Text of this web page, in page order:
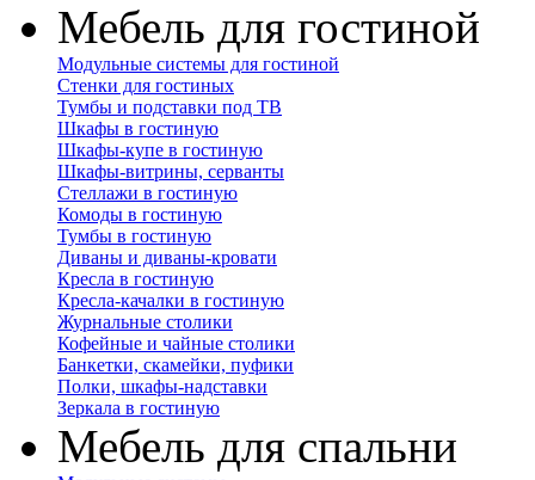
Мебель для гостиной
Модульные системы для гостиной
Стенки для гостиных
Тумбы и подставки под ТВ
Шкафы в гостиную
Шкафы-купе в гостиную
Шкафы-витрины, серванты
Стеллажи в гостиную
Комоды в гостиную
Тумбы в гостиную
Диваны и диваны-кровати
Кресла в гостиную
Кресла-качалки в гостиную
Журнальные столики
Кофейные и чайные столики
Банкетки, скамейки, пуфики
Полки, шкафы-надставки
Зеркала в гостиную
Мебель для спальни